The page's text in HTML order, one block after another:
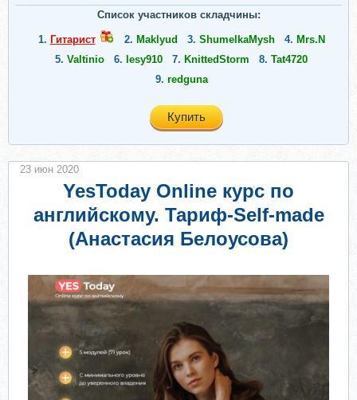
Список участников складчины:
1. Гитарист 2. Maklyud 3. ShumelkaMysh 4. Mrs.N
5. Valtinio 6. lesy910 7. KnittedStorm 8. Tat4720
9. redguna
Купить
YesToday Online курс по
английскому. Тариф-Self-made
(Анастасия Белоусова)
23 июн 2020